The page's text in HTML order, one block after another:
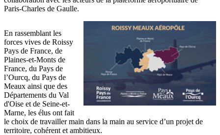
Paris-Charles de Gaulle.
En rassemblant les
forces vives de Roissy
Pays de France, de
Plaines-et-Monts de
France, du Pays de
l’Ourcq, du Pays de
Meaux ainsi que des
Départements du Val
d'Oise et de Seine-et-
Marne, les élus ont fait
le choix de travailler main dans la main au service d’un projet de
territoire, cohérent et ambitieux.